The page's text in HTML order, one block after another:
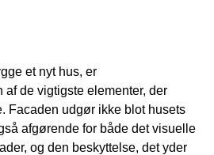
et nyt hus, er
de vigtigste elementer, der
Facaden udgør ikke blot husets
afgørende for både det visuelle
og den beskyttelse, det yder